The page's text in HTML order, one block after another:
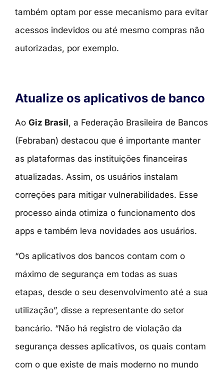
também optam por esse mecanismo para evitar
acessos indevidos ou até mesmo compras não
autorizadas, por exemplo.
Atualize os aplicativos de banco
Ao Giz Brasil, a Federação Brasileira de Bancos
(Febraban) destacou que é importante manter
as plataformas das instituições financeiras
atualizadas. Assim, os usuários instalam
correções para mitigar vulnerabilidades. Esse
processo ainda otimiza o funcionamento dos
apps e também leva novidades aos usuários.
“Os aplicativos dos bancos contam com o
máximo de segurança em todas as suas
etapas, desde o seu desenvolvimento até a sua
utilização”, disse a representante do setor
bancário. “Não há registro de violação da
segurança desses aplicativos, os quais contam
com o que existe de mais moderno no mundo